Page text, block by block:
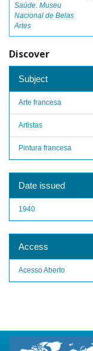
Saúde. Museu
Nacional de Belas
Artes
Discover
Subject
Arte francesa
Artistas
Pintura francesa
Date issued
1940
Access
Acesso Aberto